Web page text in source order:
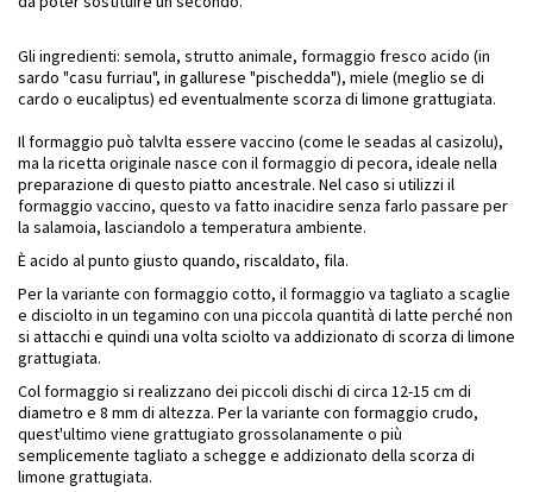
Gli ingredienti: semola, strutto animale, formaggio fresco acido (in
sardo "casu furriau", in gallurese "pischedda"), miele (meglio se di
cardo o eucaliptus) ed eventualmente scorza di limone grattugiata.
Il formaggio può talvlta essere vaccino (come le seadas al casizolu),
ma la ricetta originale nasce con il formaggio di pecora, ideale nella
preparazione di questo piatto ancestrale. Nel caso si utilizzi il
formaggio vaccino, questo va fatto inacidire senza farlo passare per
la salamoia, lasciandolo a temperatura ambiente.
È acido al punto giusto quando, riscaldato, fila.
Per la variante con formaggio cotto, il formaggio va tagliato a scaglie
e disciolto in un tegamino con una piccola quantità di latte perché non
si attacchi e quindi una volta sciolto va addizionato di scorza di limone
grattugiata.
Col formaggio si realizzano dei piccoli dischi di circa 12-15 cm di
diametro e 8 mm di altezza. Per la variante con formaggio crudo,
quest'ultimo viene grattugiato grossolanamente o più
semplicemente tagliato a schegge e addizionato della scorza di
limone grattugiata.